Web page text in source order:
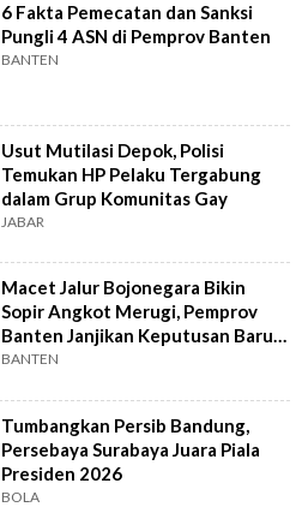
6 Fakta Pemecatan dan Sanksi
Pungli 4 ASN di Pemprov Banten
BANTEN
Usut Mutilasi Depok, Polisi
Temukan HP Pelaku Tergabung
dalam Grup Komunitas Gay
JABAR
Macet Jalur Bojonegara Bikin
Sopir Angkot Merugi, Pemprov
Banten Janjikan Keputusan Baru 4
Hari Lagi
BANTEN
Tumbangkan Persib Bandung,
Persebaya Surabaya Juara Piala
Presiden 2026
BOLA